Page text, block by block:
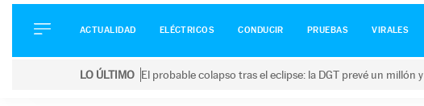
ELÉCTRICOS
CONDUCIR
ACTUALIDAD ELÉCTRICOS CONDUCIR PRUEBAS VIRALES
LO ÚLTIMO El probable colapso tras el eclipse: la DGT prevé un